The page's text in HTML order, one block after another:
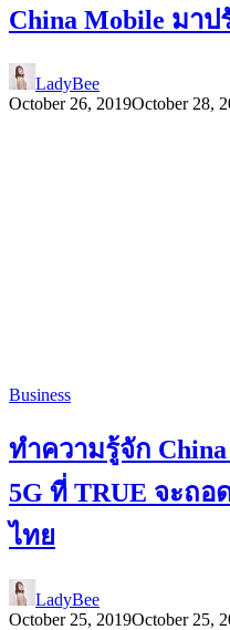
China Mobile มา
LadyBee
October 26, 2019October 28,
Business
ทำความรู้จัก
5G ที่ TRUE จะถอ
ไทย
LadyBee
October 25, 2019October 25,